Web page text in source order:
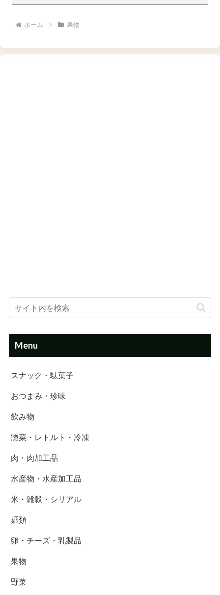
ホーム 果物
Menu
スナック・駄菓子
おつまみ・珍味
飲み物
惣菜・レトルト・冷凍
肉・肉加工品
水産物・水産加工品
米・雑穀・シリアル
麺類
卵・チーズ・乳製品
果物
野菜